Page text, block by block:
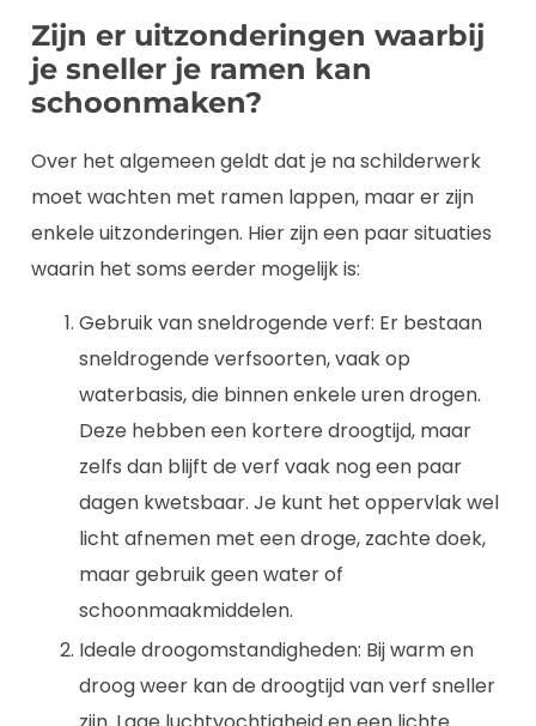
Zijn er uitzonderingen waarbij
je sneller je ramen kan
schoonmaken?
Over het algemeen geldt dat je na schilderwerk
moet wachten met ramen lappen, maar er zijn
enkele uitzonderingen. Hier zijn een paar situaties
waarin het soms eerder mogelijk is:
Gebruik van sneldrogende verf: Er bestaan
sneldrogende verfsoorten, vaak op
waterbasis, die binnen enkele uren drogen.
Deze hebben een kortere droogtijd, maar
zelfs dan blijft de verf vaak nog een paar
dagen kwetsbaar. Je kunt het oppervlak wel
licht afnemen met een droge, zachte doek,
maar gebruik geen water of
schoonmaakmiddelen.
Ideale droogomstandigheden: Bij warm en
droog weer kan de droogtijd van verf sneller